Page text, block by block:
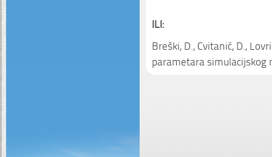
ILI:
Breški, D., Cvitanić, D.,
parametara simulacijskog